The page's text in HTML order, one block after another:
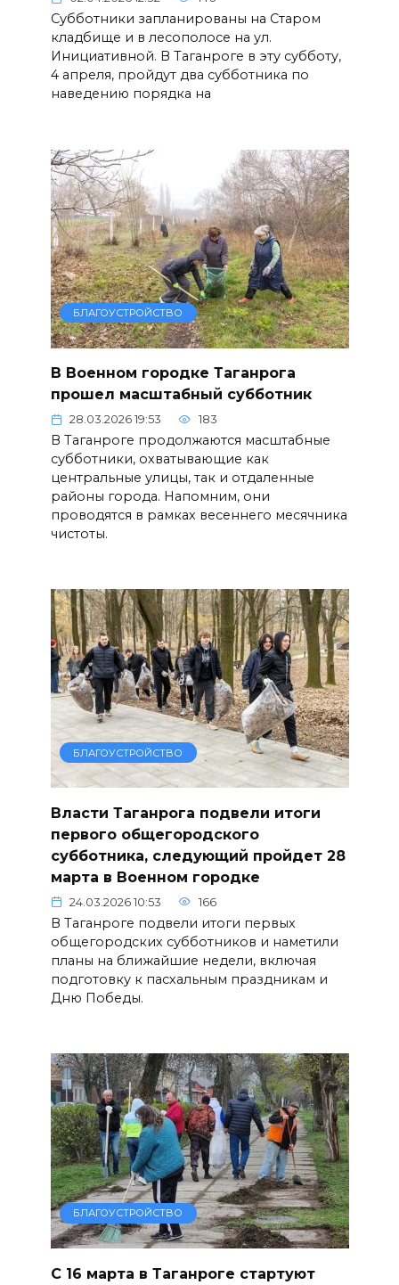
Субботники запланированы на Старом
кладбище и в лесополосе на ул.
Инициативной. В Таганроге в эту субботу,
4 апреля, пройдут два субботника по
наведению порядка на
БЛАГОУСТРОЙСТВО
В Военном городке Таганрога
прошел масштабный субботник
28.03.2026 19:53 183
В Таганроге продолжаются масштабные
субботники, охватывающие как
центральные улицы, так и отдаленные
районы города. Напомним, они
проводятся в рамках весеннего месячника
чистоты.
БЛАГОУСТРОЙСТВО
Власти Таганрога подвели итоги
первого общегородского
субботника, следующий пройдет 28
марта в Военном городке
24.03.2026 10:53 166
В Таганроге подвели итоги первых
общегородских субботников и наметили
планы на ближайшие недели, включая
подготовку к пасхальным праздникам и
Дню Победы.
БЛАГОУСТРОЙСТВО
С 16 марта в Таганроге стартуют